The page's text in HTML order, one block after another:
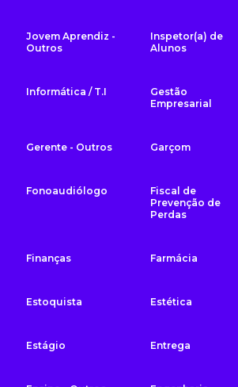
Jovem Aprendiz -
Outros
Inspetor(a) de
Alunos
Informática / T.I
Gestão
Empresarial
Gerente - Outros Garçom
Fonoaudiólogo
Fiscal de
Prevenção de
Perdas
Finanças Farmácia
Estoquista Estética
Estágio Entrega